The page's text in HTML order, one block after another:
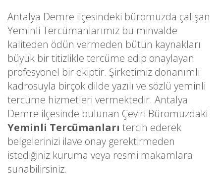
Antalya Demre ilçesindeki büromuzda çalışan
Yeminli Tercümanlarımız bu minvalde
kaliteden ödün vermeden bütün kaynakları
büyük bir titizlikle tercüme edip onaylayan
profesyonel bir ekiptir. Şirketimiz donanımlı
kadrosuyla birçok dilde yazılı ve sözlü yeminli
tercüme hizmetleri vermektedir. Antalya
Demre ilçesinde bulunan Çeviri Büromuzdaki
Yeminli Tercümanları tercih ederek
belgelerinizi ilave onay gerektirmeden
istediğiniz kuruma veya resmi makamlara
sunabilirsiniz.